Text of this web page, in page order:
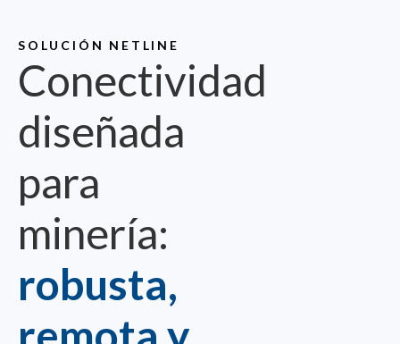
SOLUCIÓN NETLINE
Conectividad
diseñada
para
minería:
robusta,